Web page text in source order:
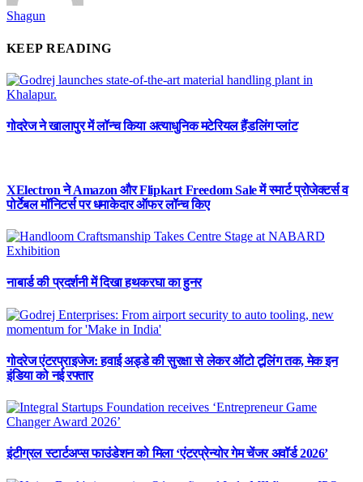
Shagun
KEEP READING
गोदरेज ने खालापुर में लॉन्च किया अत्याधुनिक मटेरियल हैंडलिंग प्लांट
XElectron ने Amazon और Flipkart Freedom Sale में स्मार्ट प्रोजेक्टर्स व
पोर्टेबल मॉनिटर्स पर धमाकेदार ऑफर लॉन्च किए
नाबार्ड की प्रदर्शनी में दिखा हथकरघा का हुनर
गोदरेज एंटरप्राइजेज: हवाई अड्डे की सुरक्षा से लेकर ऑटो टूलिंग तक, मेक इन
इंडिया को नई रफ्तार
इंटीग्रल स्टार्टअप्स फाउंडेशन को मिला ‘एंटरप्रेन्योर गेम चेंजर अवॉर्ड 2026’